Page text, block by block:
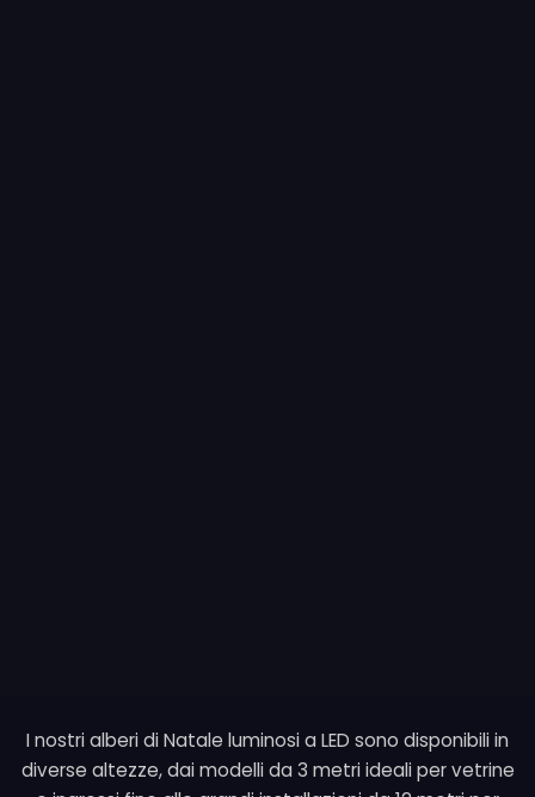
I nostri alberi di Natale luminosi a LED sono disponibili in
diverse altezze, dai modelli da 3 metri ideali per vetrine